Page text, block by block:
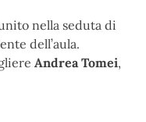
nella seduta di
dell’aula.
Andrea Tomei,